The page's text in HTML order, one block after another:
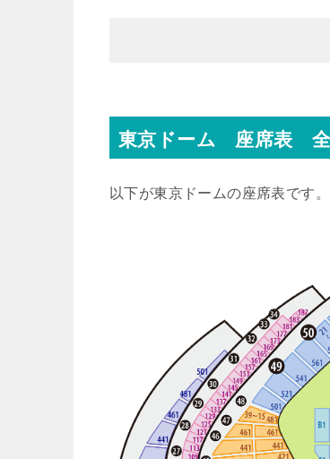
東京ドーム 座席表 全
以下が東京ドームの座席表です。